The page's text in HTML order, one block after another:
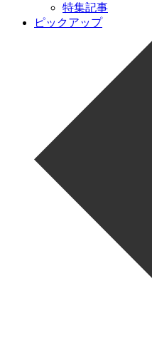
特集記事
ピックアップ